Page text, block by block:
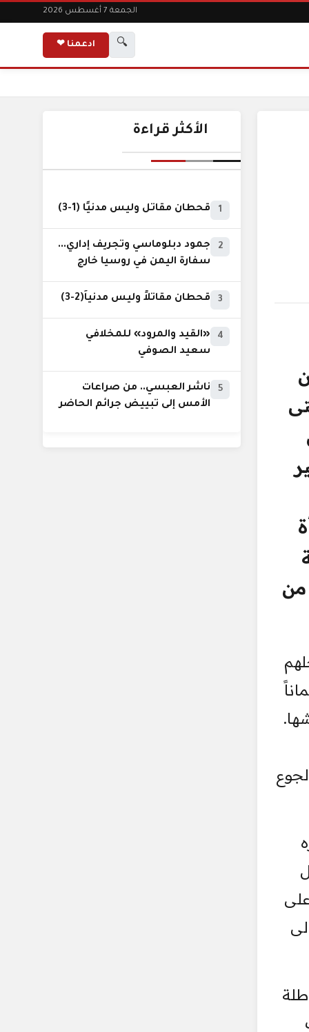
الجمعة 7 أغسطس 2026
🔍 ادعمنا ❤
من
الأكثر قراءة
1 قحطان مقاتل وليس مدنيًا (1-3)
2
جمود دبلوماسي وتجريف إداري...
سفارة اليمن في روسيا خارج
3 قحطان مقاتلاً وليس مدنياً(2-3)
4
«القيد والمرود» للمخلافي
سعيد الصوفي
5
ناشر العبسي.. من صراعات
الأمس إلى تبييض جرائم الحاضر